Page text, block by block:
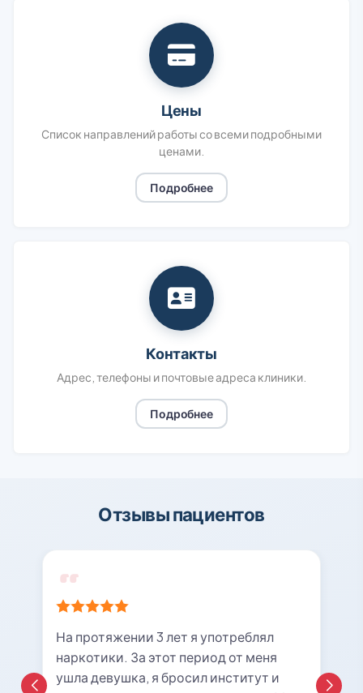
Цены
Список направлений работы со всеми подробными
ценами.
Подробнее
Контакты
Адрес, телефоны и почтовые адреса клиники.
Подробнее
Отзывы пациентов
На протяжении 3 лет я употреблял
наркотики. За этот период от меня
ушла девушка, я бросил институт и